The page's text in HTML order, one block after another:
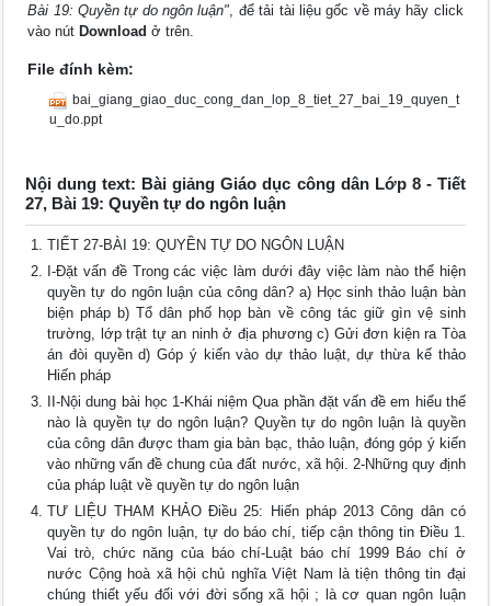
Bài 19: Quyền tự do ngôn luận", để tải tài liệu gốc về máy hãy click
vào nút Download ở trên.
File đính kèm:
bai_giang_giao_duc_cong_dan_lop_8_tiet_27_bai_19_quyen_t
u_do.ppt
Nội dung text: Bài giảng Giáo dục công dân Lớp 8 - Tiết
27, Bài 19: Quyền tự do ngôn luận
TIẾT 27-BÀI 19: QUYỀN TỰ DO NGÔN LUẬN
I-Đặt vấn đề Trong các việc làm dưới đây việc làm nào thể hiện
quyền tự do ngôn luận của công dân? a) Học sinh thảo luận bàn
biện pháp b) Tổ dân phố họp bàn về công tác giữ gìn vệ sinh
trường, lớp trật tự an ninh ở địa phương c) Gửi đơn kiện ra Tòa
án đòi quyền d) Góp ý kiến vào dự thảo luật, dự thừa kế thảo
Hiến pháp
II-Nội dung bài học 1-Khái niệm Qua phần đặt vấn đề em hiểu thế
nào là quyền tự do ngôn luận? Quyền tự do ngôn luận là quyền
của công dân được tham gia bàn bạc, thảo luận, đóng góp ý kiến
vào những vấn đề chung của đất nước, xã hội. 2-Những quy định
của pháp luật về quyền tự do ngôn luận
TƯ LIỆU THAM KHẢO Điều 25: Hiến pháp 2013 Công dân có
quyền tự do ngôn luận, tự do báo chí, tiếp cận thông tin Điều 1.
Vai trò, chức năng của báo chí-Luật báo chí 1999 Báo chí ở
nước Cộng hoà xã hội chủ nghĩa Việt Nam là tiện thông tin đại
chúng thiết yếu đối với đời sống xã hội ; là cơ quan ngôn luận